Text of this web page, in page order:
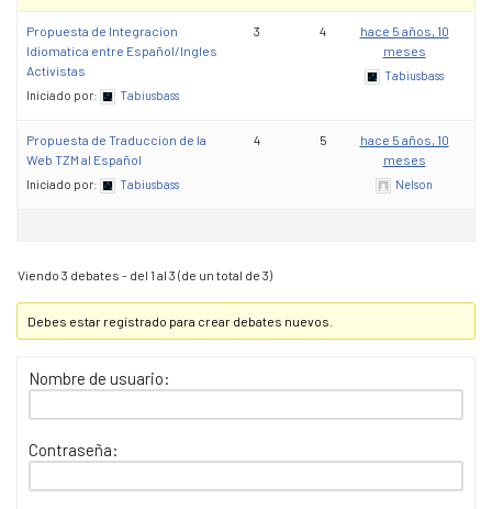
Propuesta de Integracion
Idiomatica entre Español/Ingles
Activistas
Iniciado por: Tabiusbass
3 4
hace 5 años, 10
meses
Tabiusbass
Propuesta de Traduccion de la
Web TZM al Español
Iniciado por: Tabiusbass
4 5
hace 5 años, 10
meses
Nelson
Viendo 3 debates - del 1 al 3 (de un total de 3)
Debes estar registrado para crear debates nuevos.
Nombre de usuario:
Contraseña: